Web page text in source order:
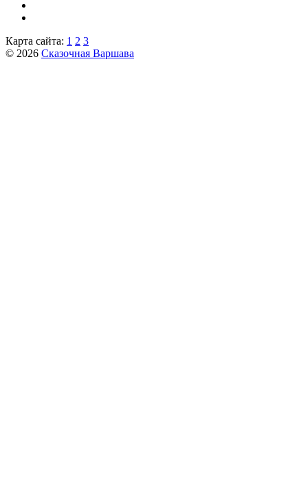
Карта сайта: 1 2 3
© 2026 Сказочная Варшава